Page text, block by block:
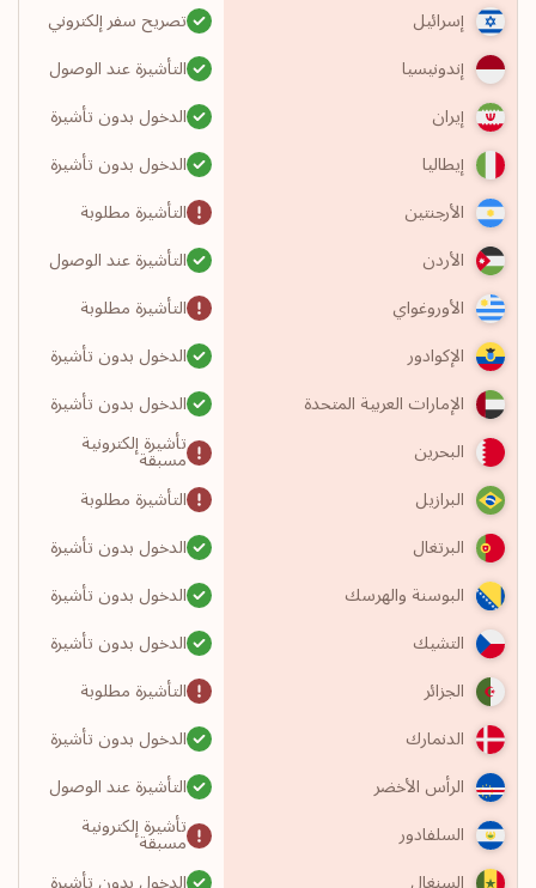
إسرائيل
تصريح سفر إلكتروني
إندونيسيا
التأشيرة عند الوصول
إيران
الدخول بدون تأشيرة
إيطاليا
الدخول بدون تأشيرة
الأرجنتين
التأشيرة مطلوبة
الأردن
التأشيرة عند الوصول
الأوروغواي
التأشيرة مطلوبة
الإكوادور
الدخول بدون تأشيرة
الإمارات العربية المتحدة
الدخول بدون تأشيرة
البحرين
تأشيرة إلكترونية
مسبقة
البرازيل
التأشيرة مطلوبة
البرتغال
الدخول بدون تأشيرة
البوسنة والهرسك
الدخول بدون تأشيرة
التشيك
الدخول بدون تأشيرة
الجزائر
التأشيرة مطلوبة
الدنمارك
الدخول بدون تأشيرة
الرأس الأخضر
التأشيرة عند الوصول
السلفادور
تأشيرة إلكترونية
مسبقة